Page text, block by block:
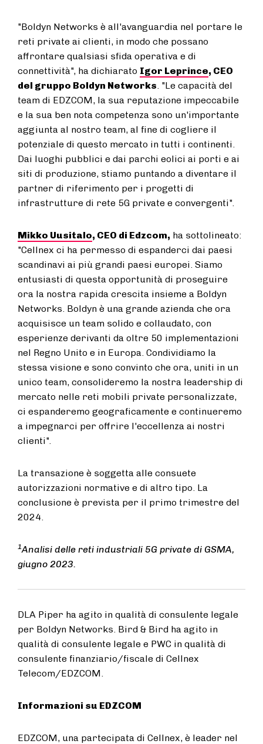
"Boldyn Networks è all'avanguardia nel portare le
reti private ai clienti, in modo che possano
affrontare qualsiasi sfida operativa e di
connettività", ha dichiarato Igor Leprince, CEO
del gruppo Boldyn Networks. "Le capacità del
team di EDZCOM, la sua reputazione impeccabile
e la sua ben nota competenza sono un'importante
aggiunta al nostro team, al fine di cogliere il
potenziale di questo mercato in tutti i continenti.
Dai luoghi pubblici e dai parchi eolici ai porti e ai
siti di produzione, stiamo puntando a diventare il
partner di riferimento per i progetti di
infrastrutture di rete 5G private e convergenti".
Mikko Uusitalo, CEO di Edzcom, ha sottolineato:
"Cellnex ci ha permesso di espanderci dai paesi
scandinavi ai più grandi paesi europei. Siamo
entusiasti di questa opportunità di proseguire
ora la nostra rapida crescita insieme a Boldyn
Networks. Boldyn è una grande azienda che ora
acquisisce un team solido e collaudato, con
esperienze derivanti da oltre 50 implementazioni
nel Regno Unito e in Europa. Condividiamo la
stessa visione e sono convinto che ora, uniti in un
unico team, consolideremo la nostra leadership di
mercato nelle reti mobili private personalizzate,
ci espanderemo geograficamente e continueremo
a impegnarci per offrire l'eccellenza ai nostri
clienti".
La transazione è soggetta alle consuete
autorizzazioni normative e di altro tipo. La
conclusione è prevista per il primo trimestre del
2024.
1Analisi delle reti industriali 5G private di GSMA,
giugno 2023.
DLA Piper ha agito in qualità di consulente legale
per Boldyn Networks. Bird & Bird ha agito in
qualità di consulente legale e PWC in qualità di
consulente finanziario/fiscale di Cellnex
Telecom/EDZCOM.
Informazioni su EDZCOM
EDZCOM, una partecipata di Cellnex, è leader nel